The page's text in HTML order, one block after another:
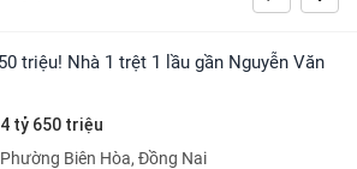
4 tỷ 650 triệu
Phường Biên Hòa, Đồng Nai